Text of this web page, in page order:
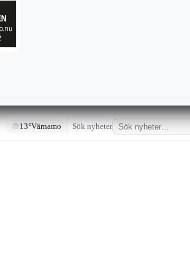
13°Värnamo Sök nyheter